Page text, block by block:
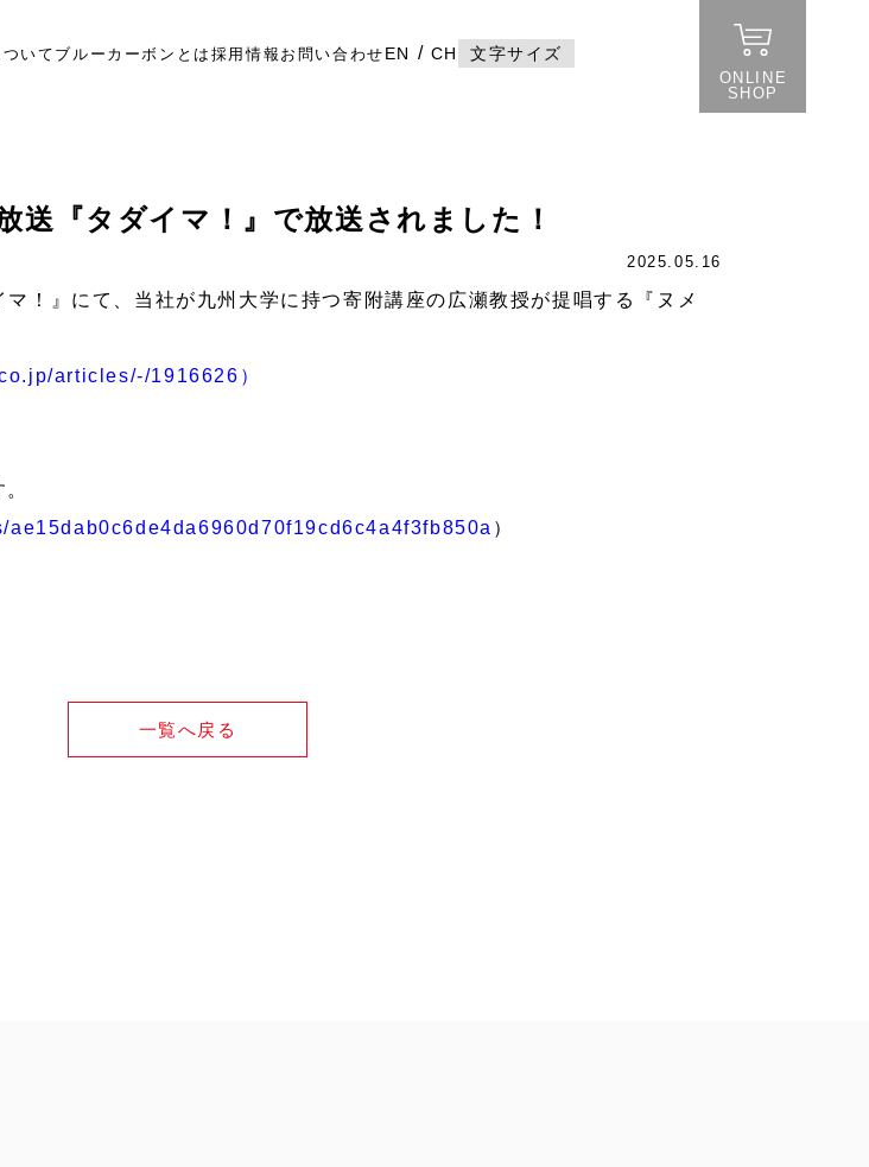
いて ブルーカーボンとは 採用情報 お問い合わせ EN / CH 文字サイズ
ONLINE
SHOP
送『タダイマ！』で放送されました！
2025.05.16
！』にて、当社が九州大学に持つ寄附講座の広瀬教授が提唱する『ヌメ
articles/-/1916626）
）
一覧へ戻る